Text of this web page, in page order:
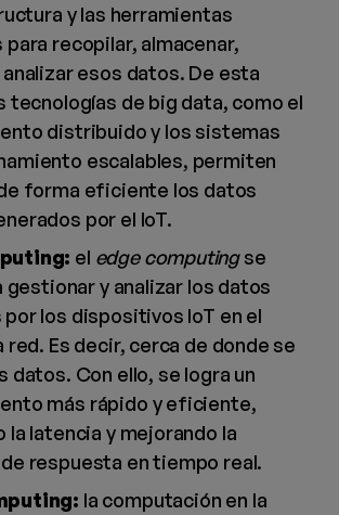
y las herramientas
para recopilar, almacenar,
esos datos. De esta
tecnologías de big data, como el
distribuido y los sistemas
escalables, permiten
forma eficiente los datos
por el IoT.
el edge computingse
gestionar y analizar los datos
los dispositivos IoT en el
red. Es decir, cerca de donde se
datos. Con ello, se logra un
más rápido y eficiente,
la latencia y mejorando la
respuesta en tiempo real.
la computación en la